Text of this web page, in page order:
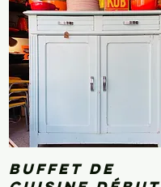
Aperçu rapide
Buffet de